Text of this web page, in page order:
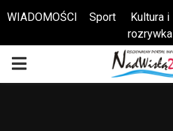
Otwórz pasek narzędzi
WIADOMOŚCI Sport
Kultura i
rozrywka
PRIMARY